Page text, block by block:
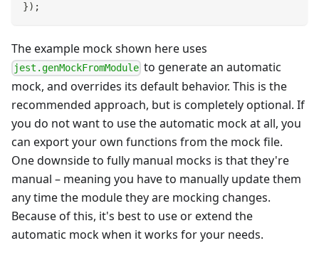
}) ;
The example mock shown here uses
jest.genMockFromModule to generate an automatic
mock, and overrides its default behavior. This is the
recommended approach, but is completely optional. If
you do not want to use the automatic mock at all, you
can export your own functions from the mock file.
One downside to fully manual mocks is that they're
manual – meaning you have to manually update them
any time the module they are mocking changes.
Because of this, it's best to use or extend the
automatic mock when it works for your needs.